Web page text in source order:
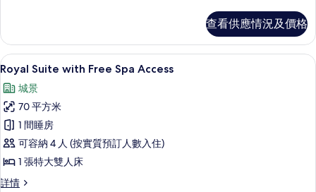
Access
的
相
片
Free
Spa
Access
情
查看供應情況及價格
載
入
所
有
Royal
Suite
with
Free
Royal Suite with Free Spa Access |
9
Royal Suite with Free Spa Access
城景
70 平方米
1 間睡房
可容納 4 人 (按實質預訂人數入住)
1 張特大雙人床
詳情
Royal